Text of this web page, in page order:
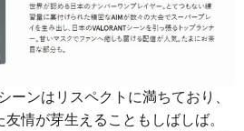
ーンはリスペクトに満ちており、
情が芽生えることもしばしば。